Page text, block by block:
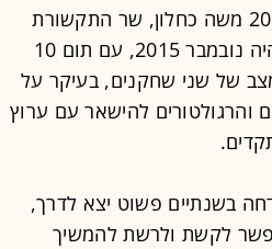
פיצולו של ערוץ 2 מתבסס על חוק שהוביל עוד ב-2011 משה כחלון, שר התקשורת
דאז. ההנחה הייתה שעד ליישומו - התאריך המקורי היה נובמבר 2015, עם תום 10
של שני שחקנים, בעיקר על
המחוקקים והרגולטורים להישאר עם ערוץ
בשנתיים פשוט יצא לדרך,
לקשת ולרשת להמשיך